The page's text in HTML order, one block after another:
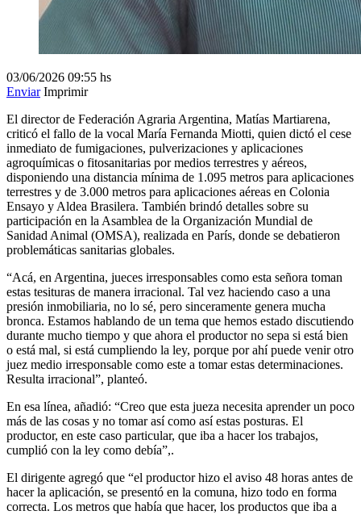
03/06/2026 09:55 hs
Enviar Imprimir
El director de Federación Agraria Argentina, Matías Martiarena,
criticó el fallo de la vocal María Fernanda Miotti, quien dictó el cese
inmediato de fumigaciones, pulverizaciones y aplicaciones
agroquímicas o fitosanitarias por medios terrestres y aéreos,
disponiendo una distancia mínima de 1.095 metros para aplicaciones
terrestres y de 3.000 metros para aplicaciones aéreas en Colonia
Ensayo y Aldea Brasilera. También brindó detalles sobre su
participación en la Asamblea de la Organización Mundial de
Sanidad Animal (OMSA), realizada en París, donde se debatieron
problemáticas sanitarias globales.
“Acá, en Argentina, jueces irresponsables como esta señora toman
estas tesituras de manera irracional. Tal vez haciendo caso a una
presión inmobiliaria, no lo sé, pero sinceramente genera mucha
bronca. Estamos hablando de un tema que hemos estado discutiendo
durante mucho tiempo y que ahora el productor no sepa si está bien
o está mal, si está cumpliendo la ley, porque por ahí puede venir otro
juez medio irresponsable como este a tomar estas determinaciones.
Resulta irracional”, planteó.
En esa línea, añadió: “Creo que esta jueza necesita aprender un poco
más de las cosas y no tomar así como así estas posturas. El
productor, en este caso particular, que iba a hacer los trabajos,
cumplió con la ley como debía”,.
El dirigente agregó que “el productor hizo el aviso 48 horas antes de
hacer la aplicación, se presentó en la comuna, hizo todo en forma
correcta. Los metros que había que hacer, los productos que iba a